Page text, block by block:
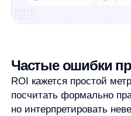
Когда ROI полезен, а
варианты вложений. Он
результат относительно
работают слабее.
Например, показатель можно